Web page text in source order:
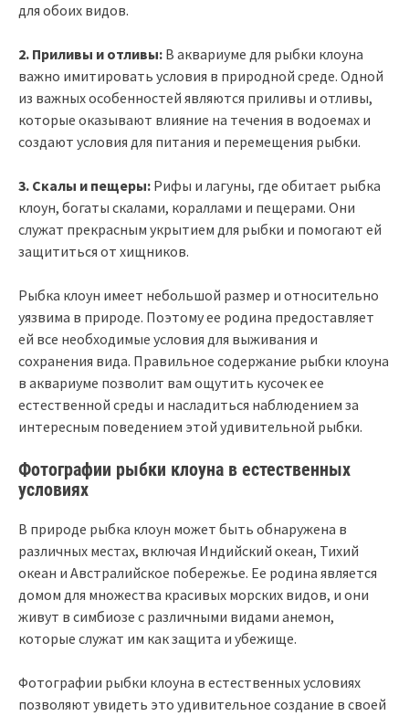
для обоих видов.
2. Приливы и отливы: В аквариуме для рыбки клоуна
важно имитировать условия в природной среде. Одной
из важных особенностей являются приливы и отливы,
которые оказывают влияние на течения в водоемах и
создают условия для питания и перемещения рыбки.
3. Скалы и пещеры: Рифы и лагуны, где обитает рыбка
клоун, богаты скалами, кораллами и пещерами. Они
служат прекрасным укрытием для рыбки и помогают ей
защититься от хищников.
Рыбка клоун имеет небольшой размер и относительно
уязвима в природе. Поэтому ее родина предоставляет
ей все необходимые условия для выживания и
сохранения вида. Правильное содержание рыбки клоуна
в аквариуме позволит вам ощутить кусочек ее
естественной среды и насладиться наблюдением за
интересным поведением этой удивительной рыбки.
Фотографии рыбки клоуна в естественных
условиях
В природе рыбка клоун может быть обнаружена в
различных местах, включая Индийский океан, Тихий
океан и Австралийское побережье. Ее родина является
домом для множества красивых морских видов, и они
живут в симбиозе с различными видами анемон,
которые служат им как защита и убежище.
Фотографии рыбки клоуна в естественных условиях
позволяют увидеть это удивительное создание в своей